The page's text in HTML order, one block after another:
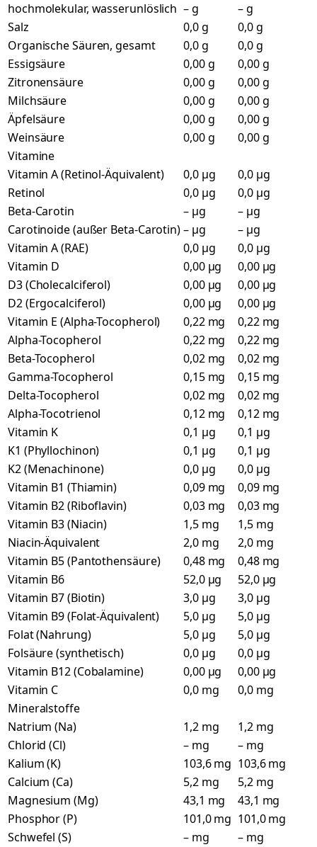
hochmolekular, wasserunlöslich – g
– g
Salz
0,0 g
0,0 g
Organische Säuren, gesamt
0,0 g
0,0 g
Essigsäure
0,00 g
0,00 g
Zitronensäure
0,00 g
0,00 g
Milchsäure
0,00 g
0,00 g
Äpfelsäure
0,00 g
0,00 g
Weinsäure
0,00 g
0,00 g
Vitamine
Vitamin A (Retinol-Äquivalent)
0,0 µg
0,0 µg
Retinol
0,0 µg
0,0 µg
Beta-Carotin
– µg
– µg
Carotinoide (außer Beta-Carotin)– µg
– µg
Vitamin A (RAE)
0,0 µg
0,0 µg
Vitamin D
0,00 µg
0,00 µg
D3 (Cholecalciferol)
0,00 µg
0,00 µg
D2 (Ergocalciferol)
0,00 µg
0,00 µg
Vitamin E (Alpha-Tocopherol)
0,22 mg
0,22 mg
Alpha-Tocopherol
0,22 mg
0,22 mg
Beta-Tocopherol
0,02 mg
0,02 mg
Gamma-Tocopherol
0,15 mg
0,15 mg
Delta-Tocopherol
0,02 mg
0,02 mg
Alpha-Tocotrienol
0,12 mg
0,12 mg
Vitamin K
0,1 µg
0,1 µg
K1 (Phyllochinon)
0,1 µg
0,1 µg
K2 (Menachinone)
0,0 µg
0,0 µg
Vitamin B1 (Thiamin)
0,09 mg
0,09 mg
Vitamin B2 (Riboflavin)
0,03 mg
0,03 mg
Vitamin B3 (Niacin)
1,5 mg
1,5 mg
Niacin-Äquivalent
2,0 mg
2,0 mg
Vitamin B5 (Pantothensäure)
0,48 mg
0,48 mg
Vitamin B6
52,0 µg
52,0 µg
Vitamin B7 (Biotin)
3,0 µg
3,0 µg
Vitamin B9 (Folat-Äquivalent)
5,0 µg
5,0 µg
Folat (Nahrung)
5,0 µg
5,0 µg
Folsäure (synthetisch)
0,0 µg
0,0 µg
Vitamin B12 (Cobalamine)
0,00 µg
0,00 µg
Vitamin C
0,0 mg
0,0 mg
Mineralstoffe
Natrium (Na)
1,2 mg
1,2 mg
Chlorid (Cl)
– mg
– mg
Kalium (K)
103,6 mg 103,6 mg
Calcium (Ca)
5,2 mg
5,2 mg
Magnesium (Mg)
43,1 mg
43,1 mg
Phosphor (P)
101,0 mg 101,0 mg
Schwefel (S)
– mg
– mg